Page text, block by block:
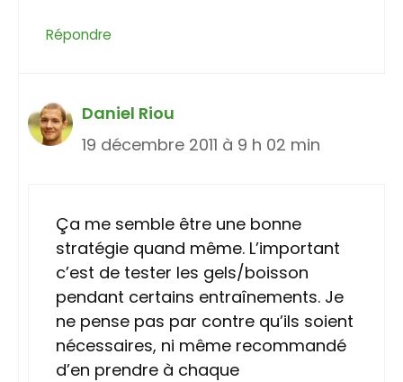
Répondre
Daniel Riou
19 décembre 2011 à 9 h 02 min
Ça me semble être une bonne
stratégie quand même. L’important
c’est de tester les gels/boisson
pendant certains entraînements. Je
ne pense pas par contre qu’ils soient
nécessaires, ni même recommandé
d’en prendre à chaque